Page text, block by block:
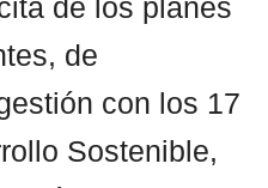
de los planes
de
con los 17
Sostenible,